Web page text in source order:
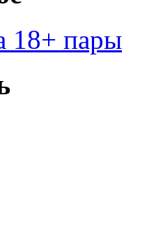
18+ пары